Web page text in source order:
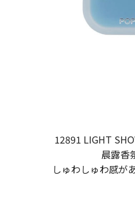
12891 LIGHT
晨露香
しゅわしゅわ感が